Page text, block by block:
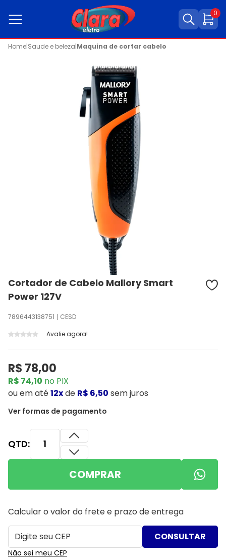
0
Home|Saude e beleza|Maquina de cortar cabelo
Cortador de Cabelo Mallory Smart
Power 127V
7896443138751
CESD
Avalie agora!
R$ 78,00
R$ 74,10 no PIX
ouem até12xde R$ 6,50 sem juros
Ver formas de pagamento
QTD:
COMPRAR
Calcular o valor do frete e prazo de entrega
Não sei meu CEP